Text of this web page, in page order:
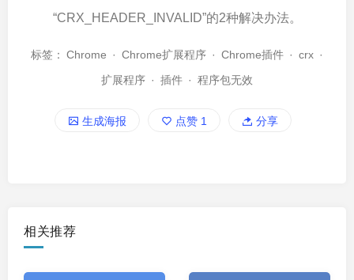
“CRX_HEADER_INVALID”的2种解决办法。
标签： Chrome · Chrome扩展程序 · Chrome插件 · crx ·
扩展程序 · 插件 · 程序包无效
生成海报 点赞 1 分享
相关推荐